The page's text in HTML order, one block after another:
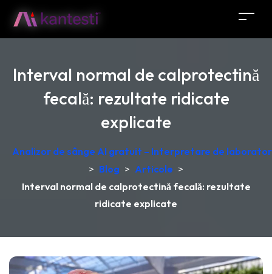
Interval normal de calprotectină
fecală: rezultate ridicate
explicate
Analizor de sânge AI gratuit – Interpretare de
> Blog > Articole >
Interval normal de calprotectină fecală: rezultate
ridicate explicate